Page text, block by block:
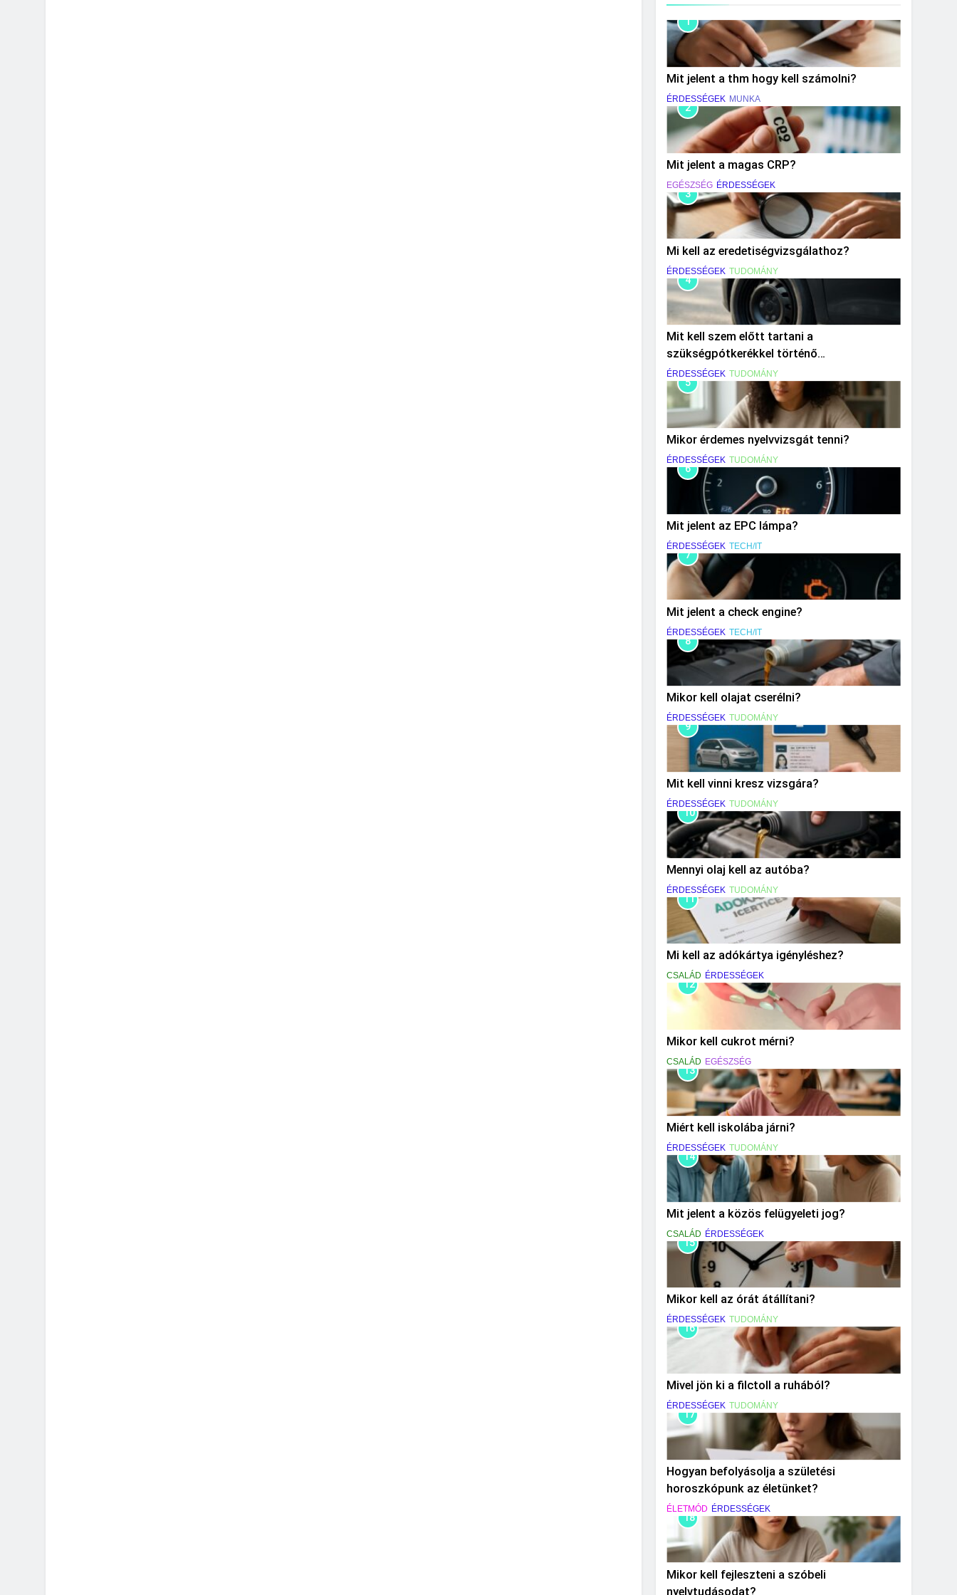
1
Mit jelent a thm hogy kell számolni?
ÉRDESSÉGEK MUNKA
2
Mit jelent a magas CRP?
EGÉSZSÉG ÉRDESSÉGEK
3
Mi kell az eredetiségvizsgálathoz?
ÉRDESSÉGEK TUDOMÁNY
4
Mit kell szem előtt tartani a
szükségpótkerékkel történő
közlekedéskor?
ÉRDESSÉGEK TUDOMÁNY
5
Mikor érdemes nyelvvizsgát tenni?
ÉRDESSÉGEK TUDOMÁNY
6
Mit jelent az EPC lámpa?
ÉRDESSÉGEK TECH/IT
7
Mit jelent a check engine?
ÉRDESSÉGEK TECH/IT
8
Mikor kell olajat cserélni?
ÉRDESSÉGEK TUDOMÁNY
9
Mit kell vinni kresz vizsgára?
ÉRDESSÉGEK TUDOMÁNY
10
Mennyi olaj kell az autóba?
ÉRDESSÉGEK TUDOMÁNY
11
Mi kell az adókártya igényléshez?
CSALÁD ÉRDESSÉGEK
12
Mikor kell cukrot mérni?
CSALÁD EGÉSZSÉG
13
Miért kell iskolába járni?
ÉRDESSÉGEK TUDOMÁNY
14
Mit jelent a közös felügyeleti jog?
CSALÁD ÉRDESSÉGEK
15
Mikor kell az órát átállítani?
ÉRDESSÉGEK TUDOMÁNY
16
Mivel jön ki a filctoll a ruhából?
ÉRDESSÉGEK TUDOMÁNY
17
Hogyan befolyásolja a születési
horoszkópunk az életünket?
ÉLETMÓD ÉRDESSÉGEK
18
Mikor kell fejleszteni a szóbeli
nyelvtudásodat?